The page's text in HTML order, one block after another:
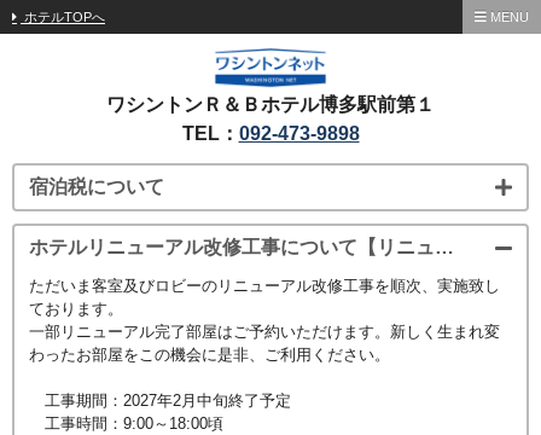
ホテルTOPへ MENU
ワシントンＲ＆Ｂホテル博多駅前第１
TEL： 092-473-9898
宿泊税について
ホテルリニューアル改修工事について【リニューアル部屋予約受付中！】
ただいま客室及びロビーのリニューアル改修工事を順次、実施致し
ております。
一部リニューアル完了部屋はご予約いただけます。新しく生まれ変
わったお部屋をこの機会に是非、ご利用ください。
工事期間：2027年2月中旬終了予定
工事時間：9:00～18:00頃